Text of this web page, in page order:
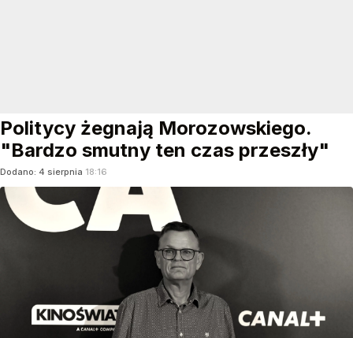
Politycy żegnają Morozowskiego.
"Bardzo smutny ten czas przeszły"
Dodano: 4 sierpnia 18:16